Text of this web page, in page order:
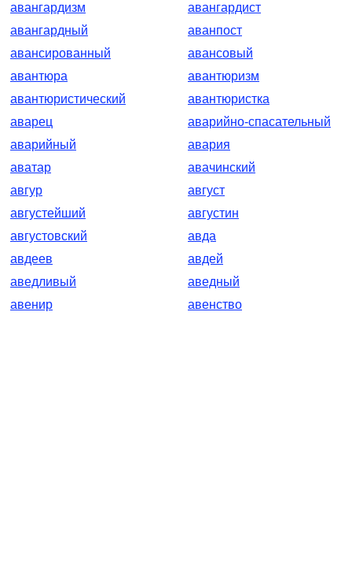
авангардизм
авангардист
авангардный
аванпост
авансированный
авансовый
авантюра
авантюризм
авантюристический
авантюристка
аварец
аварийно-спасательный
аварийный
авария
аватар
авачинский
авгур
август
августейший
августин
августовский
авда
авдеев
авдей
аведливый
аведный
авенир
авенство